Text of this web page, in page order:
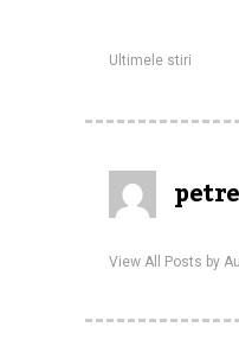
Ultimele stiri
petre
View All Posts by